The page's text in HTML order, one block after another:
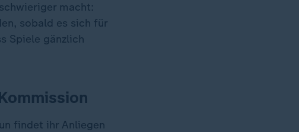
macht:
sobald es sich für
Spiele gänzlich
findet ihr Anliegen